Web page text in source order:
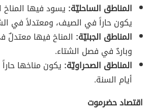
المناطق الساحليّة: يسود فيها
يكون حاراً في الصيف، ومعتدلاً في
المناطق الجبليّة: المناخ فيها
وباردٌ في فصل الشتاء.
المناطق الصحراويّة: يكون مناخها
أيام السنة.
اقتصاد حضرموت